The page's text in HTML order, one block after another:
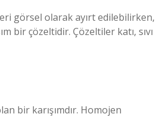
görsel olarak ayırt edilebilirken,
bir çözeltidir. Çözeltiler katı, sıvı
bir karışımdır. Homojen